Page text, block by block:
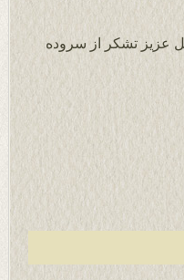
عزیز تشکر از سروده